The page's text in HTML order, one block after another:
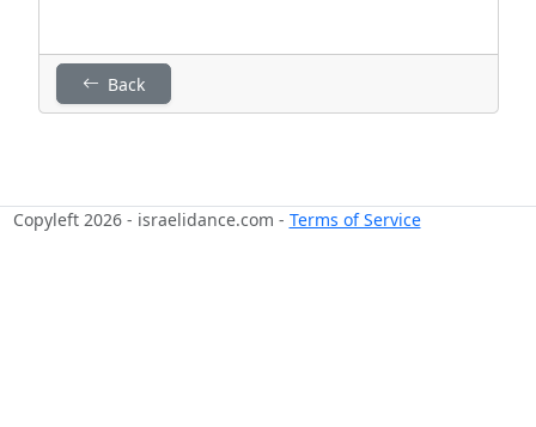
Back
Copyleft 2026 - israelidance.com - Terms of Service